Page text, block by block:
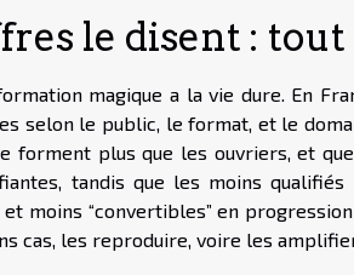
le disent : tout
magique a la vie dure. En
selon le public, le format, et le
forment plus que les ouvriers, et
tandis que les moins
moins “convertibles” en
cas, les reproduire, voire les